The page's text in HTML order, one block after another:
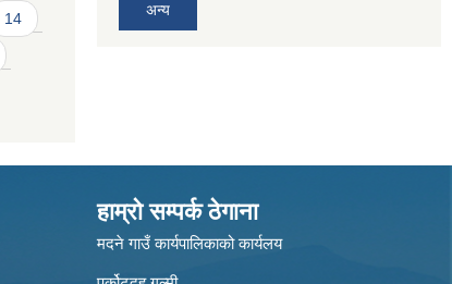
14 अन्य
हाम्रो सम्पर्क ठेगाना
मदने गाउँ कार्यपालिकाको कार्यलय